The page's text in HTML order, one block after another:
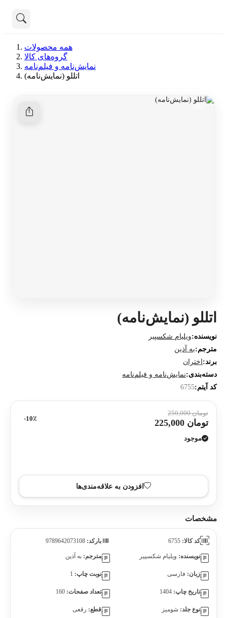
دسته بندی
همه محصولات
گروه‌های کالا
نمایش‌نامه و فیلم‌نامه
اتللو (نمایش‌نامه)
اتللو (نمایش‌نامه)
نویسنده:ویلیام شکسپیر
مترجم:به آذین
برند: اختران
دسته‌بندی:نمایش‌نامه و فیلم‌نامه
کد آیتم:6755
تومان 250,000
تومان 225,000 10٪-
موجود
افزودن به علاقه‌مندی‌ها
مشخصات
کد کالا: بارکد:
نویسنده: ویلیام شکسپیر مترجم: به آذین
زبان: فارسی نوبت چاپ: 1
تاریخ چاپ: 1404 تعداد صفحات: 160
نوع جلد: شومیز قطع: رقعی